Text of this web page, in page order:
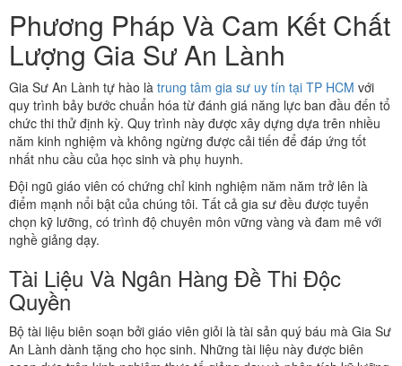
Phương Pháp Và Cam Kết Chất
Lượng Gia Sư An Lành
Gia Sư An Lành tự hào là trung tâm gia sư uy tín tại TP HCM với
quy trình bảy bước chuẩn hóa từ đánh giá năng lực ban đầu đến tổ
chức thi thử định kỳ. Quy trình này được xây dựng dựa trên nhiều
năm kinh nghiệm và không ngừng được cải tiến để đáp ứng tốt
nhất nhu cầu của học sinh và phụ huynh.
Đội ngũ giáo viên có chứng chỉ kinh nghiệm năm năm trở lên là
điểm mạnh nổi bật của chúng tôi. Tất cả gia sư đều được tuyển
chọn kỹ lưỡng, có trình độ chuyên môn vững vàng và đam mê với
nghề giảng dạy.
Tài Liệu Và Ngân Hàng Đề Thi Độc
Quyền
Bộ tài liệu biên soạn bởi giáo viên giỏi là tài sản quý báu mà Gia Sư
An Lành dành tặng cho học sinh. Những tài liệu này được biên